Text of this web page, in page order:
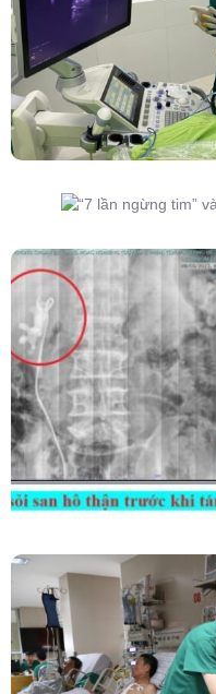
Kết Hợp Tán Sỏi
Ống Mềm – Kỹ
Phẫu Thuật Nội
Vững Chắc Của
Lồng Ngực